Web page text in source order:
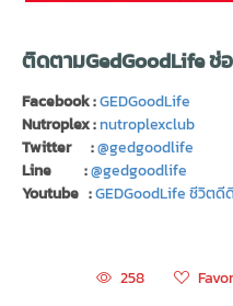
ติดตามGedGoodLife ช่
Facebook :GEDGoodLife
Nutroplex :nutroplexclub
Twitter :@gedgoodlife
Line :@gedgoodlife
Youtube :GEDGoodLife ชีวิตดีดี
258